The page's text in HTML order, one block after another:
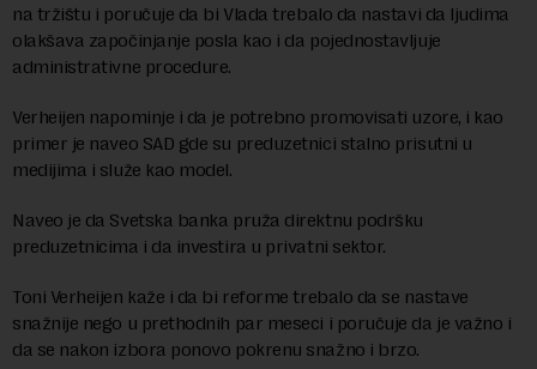
na tržištu i poručuje da bi Vlada trebalo da nastavi da ljudima
olakšava započinjanje posla kao i da pojednostavljuje
administrativne procedure.
Verheijen napominje i da je potrebno promovisati uzore, i kao
primer je naveo SAD gde su preduzetnici stalno prisutni u
medijima i služe kao model.
Naveo je da Svetska banka pruža direktnu podršku
preduzetnicima i da investira u privatni sektor.
Toni Verheijen kaže i da bi reforme trebalo da se nastave
snažnije nego u prethodnih par meseci i poručuje da je važno i
da se nakon izbora ponovo pokrenu snažno i brzo.